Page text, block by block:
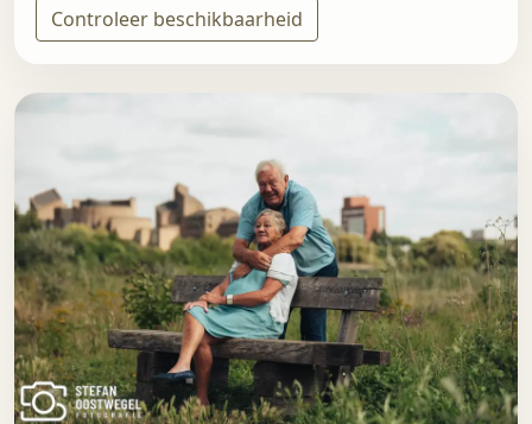
Controleer beschikbaarheid